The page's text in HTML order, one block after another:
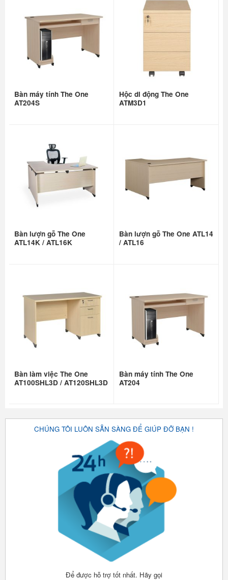
Bàn máy tính The One
AT204S
Hộc di động The One
ATM3D1
Bàn lượn gỗ The One
ATL14K / ATL16K
Bàn lượn gỗ The One ATL14
/ ATL16
Bàn làm việc The One
AT100SHL3D / AT120SHL3D
Bàn máy tính The One
AT204
CHÚNG TÔI LUÔN SẴN SÀNG ĐỂ GIÚP ĐỠ BẠN !
Để được hỗ trợ tốt nhất. Hãy gọi